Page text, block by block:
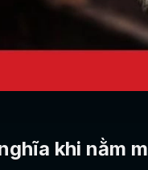
khi nằm